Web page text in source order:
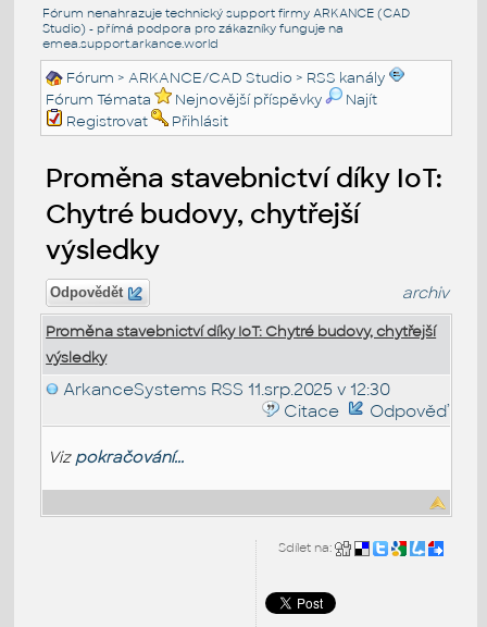
Fórum nenahrazuje technický support firmy ARKANCE (CAD
Studio) - přímá podpora pro zákazníky funguje na
emea.support.arkance.world
Fórum >ARKANCE/CAD Studio > RSS kanály
Fórum Témata
Nejnovější příspěvky
Najít
Registrovat
Přihlásit
Proměna stavebnictví díky IoT:
Chytré budovy, chytřejší
výsledky
Odpovědět archiv
Proměna stavebnictví díky IoT: Chytré budovy, chytřejší
výsledky
ArkanceSystems RSS 11.srp.2025 v 12:30
Citace
Odpověď
Viz pokračování...
Sdílet na: